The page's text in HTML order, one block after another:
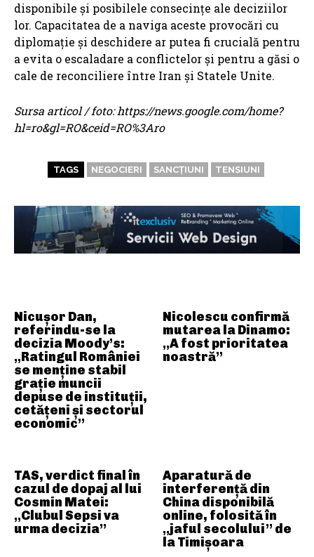
Nicușor Dan,
referindu-se la
decizia Moody’s:
„Ratingul României
se menține stabil
grație muncii
depuse de instituții,
cetățeni și sectorul
economic”
Nicolescu confirmă
mutarea la Dinamo:
„A fost prioritatea
noastră”
TAS, verdict final în
cazul de dopaj al lui
Cosmin Matei:
„Clubul Sepsi va
urma decizia”
Aparatură de
interferență din
China disponibilă
online, folosită în
„jaful secolului” de
la Timișoara
disponibile și posibilele consecințe ale deciziilor
lor. Capacitatea de a naviga aceste provocări cu
diplomație și deschidere ar putea fi crucială pentru
a evita o escaladare a conflictelor și pentru a găsi o
cale de reconciliere între Iran și Statele Unite.
Sursa articol / foto: https://news.google.com/home?
hl=ro&gl=RO&ceid=RO%3Aro
TAGS NEGOCIERI SANCȚIUNI TENSIUNI